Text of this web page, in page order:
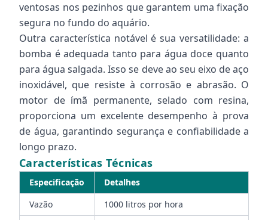
ventosas nos pezinhos que garantem uma fixação
segura no fundo do aquário.
Outra característica notável é sua versatilidade: a
bomba é adequada tanto para água doce quanto
para água salgada. Isso se deve ao seu eixo de aço
inoxidável, que resiste à corrosão e abrasão. O
motor de ímã permanente, selado com resina,
proporciona um excelente desempenho à prova
de água, garantindo segurança e confiabilidade a
longo prazo.
Características Técnicas
Especificação
Detalhes
Vazão
1000 litros por hora